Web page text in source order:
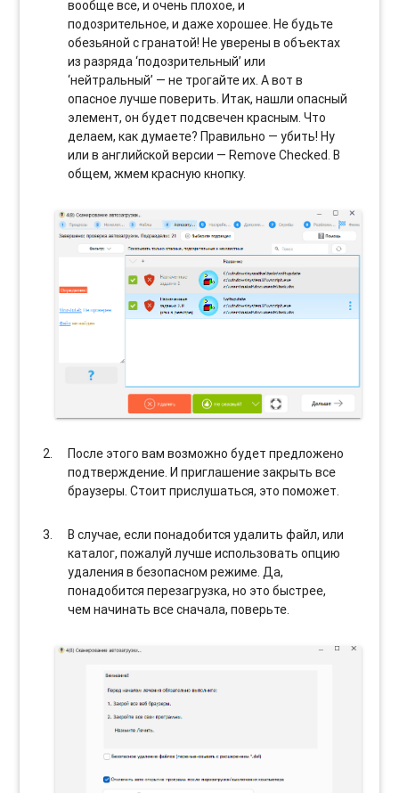
вообще все, и очень плохое, и
подозрительное, и даже хорошее. Не будьте
обезьяной с гранатой! Не уверены в объектах
из разряда ‘подозрительный’ или
‘нейтральный’ — не трогайте их. А вот в
опасное лучше поверить. Итак, нашли опасный
элемент, он будет подсвечен красным. Что
делаем, как думаете? Правильно — убить! Ну
или в английской версии — Remove Checked. В
общем, жмем красную кнопку.
После этого вам возможно будет предложено
подтверждение. И приглашение закрыть все
браузеры. Стоит прислушаться, это поможет.
В случае, если понадобится удалить файл, или
каталог, пожалуй лучше использовать опцию
удаления в безопасном режиме. Да,
понадобится перезагрузка, но это быстрее,
чем начинать все сначала, поверьте.